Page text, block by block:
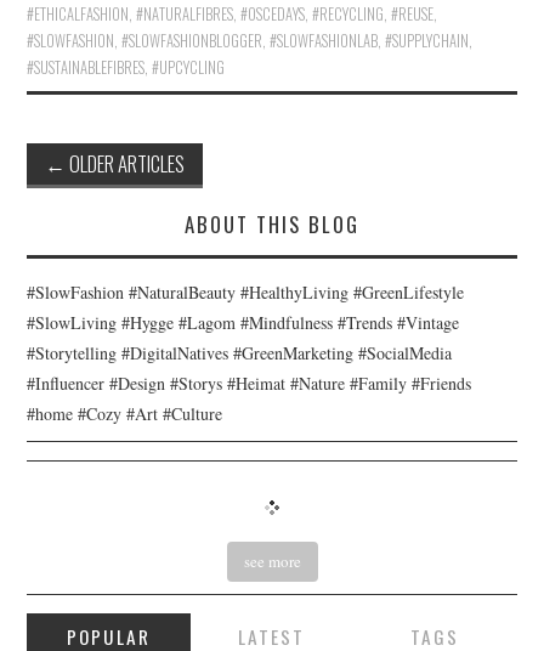
#ETHICALFASHION ,#NATURALFIBRES ,#OSCEDAYS ,#RECYCLING ,#REUSE
#SLOWFASHION ,#SLOWFASHIONBLOGGER ,#SLOWFASHIONLAB ,#SUPPLYCHAIN
#SUSTAINABLEFIBRES ,#UPCYCLING
Post navigation
← OLDER ARTICLES
ABOUT THIS BLOG
#SlowFashion #NaturalBeauty #HealthyLiving #GreenLifestyle
#SlowLiving #Hygge #Lagom #Mindfulness #Trends #Vintage
#Storytelling #DigitalNatives #GreenMarketing #SocialMedia
#Influencer #Design #Storys #Heimat #Nature #Family #Friends
#home #Cozy #Art #Culture
see more
POPULAR LATEST TAGS